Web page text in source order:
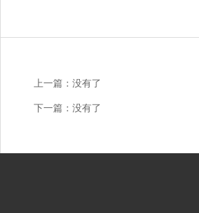
上一篇： 没有了
下一篇： 没有了